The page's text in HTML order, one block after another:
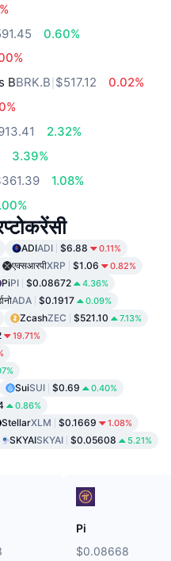
0.60%
BBRK.B $517.12
0.02%
2.32%
3.39%
1.08%
ADIADI $6.88 0.11%
एक्सआरपीXRP $1.06 0.82%
PiPI $0.08672 4.36%
ADA $0.1917 0.09%
ZcashZEC $521.10 7.13%
19.71%
SuiSUI $0.69 0.40%
0.86%
StellarXLM $0.1669 1.08%
SKYAISKYAI $0.05608 5.21%
Pi
$0.08668